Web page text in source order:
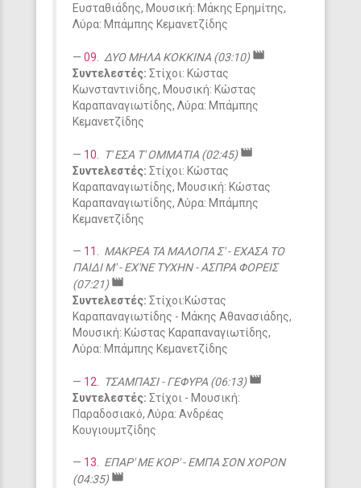
Ευσταθιάδης, Μουσική: Μάκης Ερημίτης,
Λύρα: Μπάμπης Κεμανετζίδης
09. ΔΥΟ ΜΗΛΑ ΚΟΚΚΙΝΑ (03:10) movie
Συντελεστές: Στίχοι: Κώστας
Κωνσταντινίδης, Μουσική: Κώστας
Καραπαναγιωτίδης, Λύρα: Μπάμπης
Κεμανετζίδης
10. Τ' ΕΣΑ Τ' ΟΜΜΑΤΙΑ (02:45) movie
Συντελεστές: Στίχοι: Κώστας
Καραπαναγιωτίδης, Μουσική: Κώστας
Καραπαναγιωτίδης, Λύρα: Μπάμπης
Κεμανετζίδης
11. ΜΑΚΡΕΑ ΤΑ ΜΑΛΟΠΑ Σ' - ΕΧΑΣΑ ΤΟ
ΠΑΙΔΙ Μ' - ΕΧ'ΝΕ ΤΥΧΗΝ - ΑΣΠΡΑ ΦΟΡΕΙΣ
(07:21) movie
Συντελεστές: Στίχοι:Κώστας
Καραπαναγιωτίδης - Μάκης Αθανασιάδης,
Μουσική: Κώστας Καραπαναγιωτίδης,
Λύρα: Μπάμπης Κεμανετζίδης
12. ΤΣΑΜΠΑΣΙ - ΓΕΦΥΡΑ (06:13) movie
Συντελεστές: Στίχοι - Μουσική:
Παραδοσιακό, Λύρα: Ανδρέας
Κουγιουμτζίδης
13. ΕΠΑΡ' ΜΕ ΚΟΡ' - ΕΜΠΑ ΣΟΝ ΧΟΡΟΝ
(04:35) movie